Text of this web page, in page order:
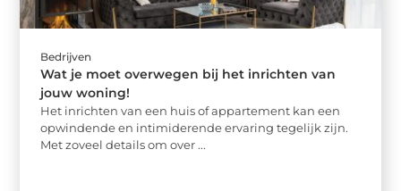
Bedrijven
Wat je moet overwegen bij het inrichten van
jouw woning!
Het inrichten van een huis of appartement kan een
opwindende en intimiderende ervaring tegelijk zijn.
Met zoveel details om over ...